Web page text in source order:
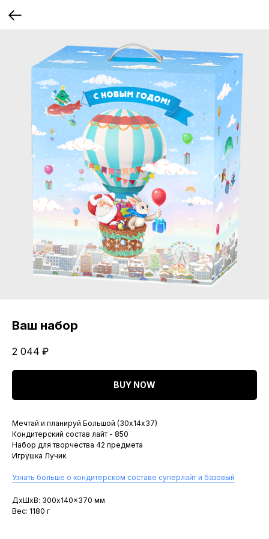
Ваш набор
2 044 ₽
BUY NOW
Мечтай и планируй Большой (30х14х37)
Кондитерский состав лайт - 850
Набор для творчества 42 предмета
Игрушка Лучик
Узнать больше о кондитерском составе суперлайт и базовый
ДxШxВ: 300x140x370 мм
Вес: 1180 г